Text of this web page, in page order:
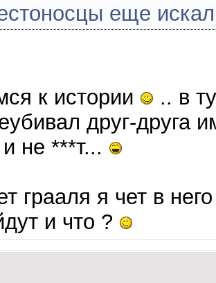
еще
к истории
.. в
друг-друга
не ***т...
грааля я чет в
и что ?